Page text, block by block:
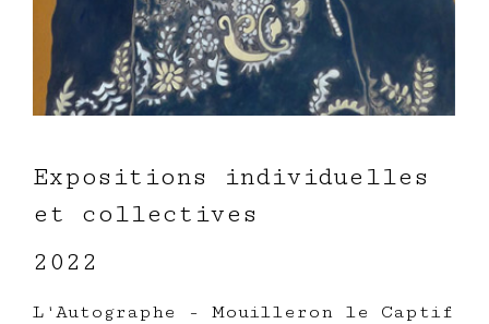
Expositions individuelles
et collectives
2022
L'Autographe - Mouilleron le Captif